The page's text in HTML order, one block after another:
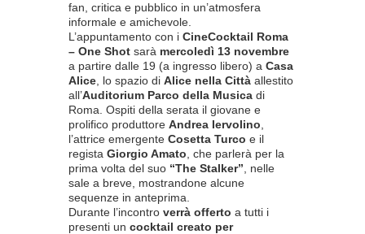
fan, critica e pubblico in un’atmosfera
informale e amichevole.
L’appuntamento con i CineCocktail Roma
– One Shot sarà mercoledì 13 novembre
a partire dalle 19 (a ingresso libero) a Casa
Alice , lo spazio di Alice nella Città allestito
all’Auditorium Parco della Musica di
Roma. Ospiti della serata il giovane e
prolifico produttore Andrea Iervolino
l’attrice emergente Cosetta Turco e il
regista Giorgio Amato , che parlerà per la
prima volta del suo “The Stalker” , nelle
sale a breve, mostrandone alcune
sequenze in anteprima.
Durante l’incontro verrà offerto a tutti i
presenti un cocktail creato per